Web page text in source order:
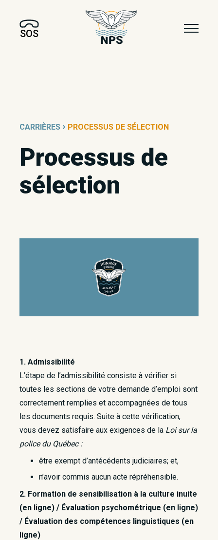
SOS
CARRIÈRES › PROCESSUS DE SÉLECTION
Processus de
sélection
1. Admissibilité
L’étape de l’admissibilité consiste à vérifier si
toutes les sections de votre demande d’emploi sont
correctement remplies et accompagnées de tous
les documents requis. Suite à cette vérification,
vous devez satisfaire aux exigences de la Loi sur la
police du Québec :
être exempt d’antécédents judiciaires; et,
n’avoir commis aucun acte répréhensible.
2. Formation de sensibilisation à la culture inuite
(en ligne) / Évaluation psychométrique (en ligne)
/ Évaluation des compétences linguistiques (en
ligne)